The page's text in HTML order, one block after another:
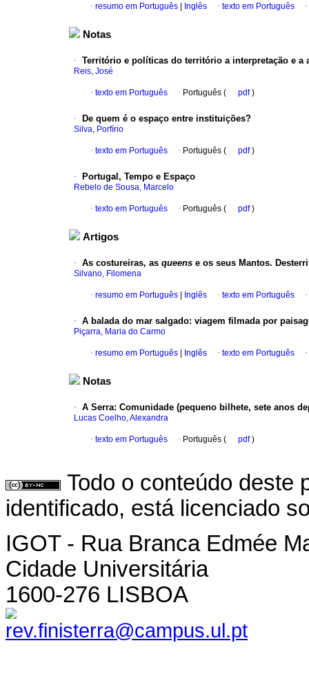
· resumo em Português Inglês · texto em Português ·
Notas
· Território e políticas do território a interpretação e a
Reis, José
· texto em Português · Português ( pdf)
· De quem é o espaço entre instituições?
Silva, Porfírio
· texto em Português · Português ( pdf)
· Portugal, Tempo e Espaço
Rebelo de Sousa, Marcelo
· texto em Português · Português ( pdf)
Artigos
· As costureiras, as queens e os seus Mantos.
Silvano, Filomena
· resumo em Português Inglês · texto em Português ·
· A balada do mar salgado: viagem filmada por
Piçarra, Maria do Carmo
· resumo em Português Inglês · texto em Português ·
Notas
· A Serra: Comunidade (pequeno bilhete, sete anos
Lucas Coelho, Alexandra
· texto em Português · Português ( pdf)
Todo o conteúdo deste
identificado, está licenciado
IGOT - Rua Branca Edmée
Cidade Universitária
1600-276 LISBOA
rev.finisterra@campus.ul.pt